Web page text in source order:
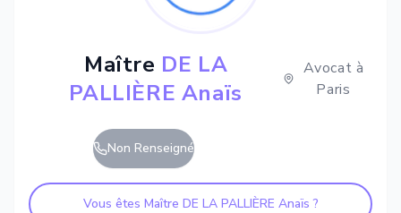
Maître DE LA
PALLIÈRE Anaïs
Avocat à
Paris
Non Renseigné
Vous êtes Maître DE LA PALLIÈRE Anaïs ?